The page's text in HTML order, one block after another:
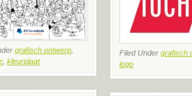
grafisch ontwerp,
, kleurplaat
Filed Under grafisch
logo